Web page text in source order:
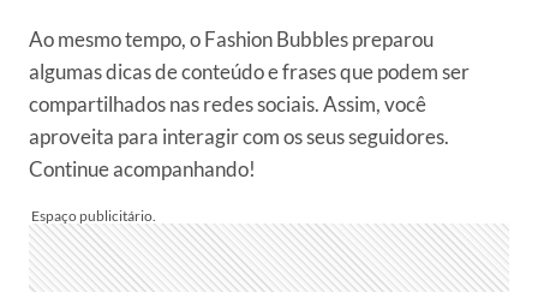
Ao mesmo tempo, o Fashion Bubbles preparou
algumas dicas de conteúdo e frases que podem ser
compartilhados nas redes sociais. Assim, você
aproveita para interagir com os seus seguidores.
Continue acompanhando!